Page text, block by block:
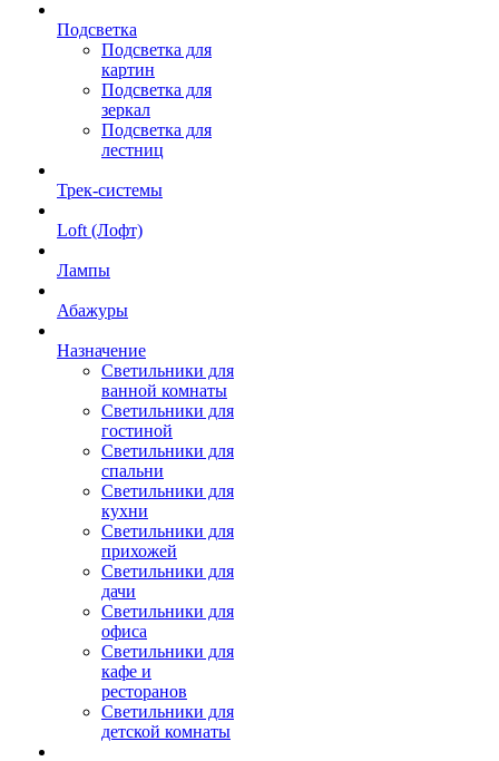
Подсветка
Подсветка для
картин
Подсветка для
зеркал
Подсветка для
лестниц
Трек-системы
Loft (Лофт)
Лампы
Абажуры
Назначение
Светильники для
ванной комнаты
Светильники для
гостиной
Светильники для
спальни
Светильники для
кухни
Светильники для
прихожей
Светильники для
дачи
Светильники для
офиса
Светильники для
кафе и
ресторанов
Светильники для
детской комнаты